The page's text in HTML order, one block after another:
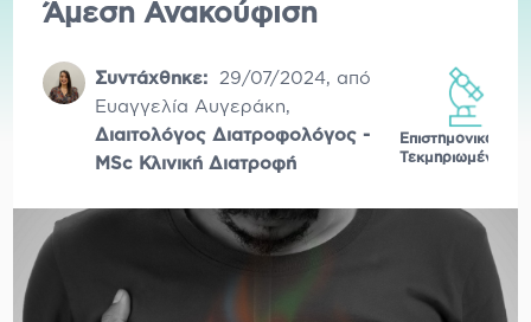
Άμεση Ανακούφιση
Συντάχθηκε: 29/07/2024, από
Ευαγγελία Αυγεράκη,
Διαιτολόγος Διατροφολόγος -
MSc Κλινική Διατροφή
Επιστημονικά
Τεκμηριωμένο